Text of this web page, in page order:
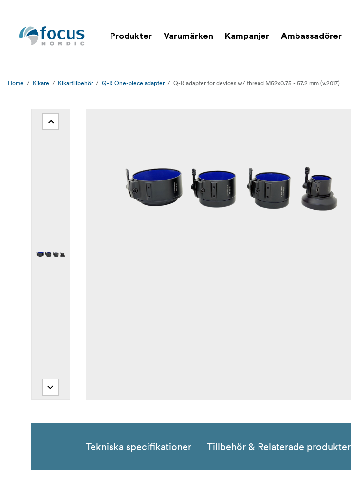
Produkter Varumärken Kampanjer Ambassadörer
Home Kikare Kikartillbehör Q-R One-piece adapter Q-R adapter for devices w/ thread M52x0.75 - 57.2 mm (v.2017)
Tekniska specifikationer Tillbehör & Relaterade produkter